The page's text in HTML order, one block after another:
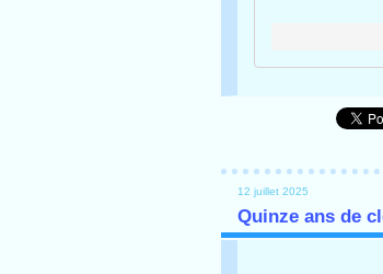
12 juillet 2025
Quinze ans de